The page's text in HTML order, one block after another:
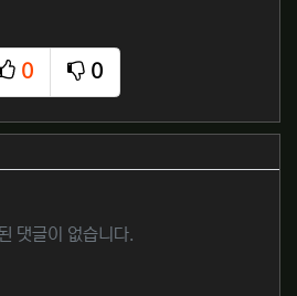
0
추천
0
비추천
댓글이 없습니다.